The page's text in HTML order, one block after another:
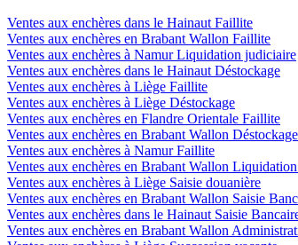
Ventes aux enchères dans le Hainaut Faillite
Ventes aux enchères en Brabant Wallon Faillite
Ventes aux enchères à Namur Liquidation judiciaire
Ventes aux enchères dans le Hainaut Déstockage
Ventes aux enchères à Liège Faillite
Ventes aux enchères à Liège Déstockage
Ventes aux enchères en Flandre Orientale Faillite
Ventes aux enchères en Brabant Wallon Déstockage
Ventes aux enchères à Namur Faillite
Ventes aux enchères en Brabant Wallon
Ventes aux enchères à Liège Saisie douanière
Ventes aux enchères en Brabant Wallon Saisie
Ventes aux enchères dans le Hainaut Saisie
Ventes aux enchères en Brabant Wallon